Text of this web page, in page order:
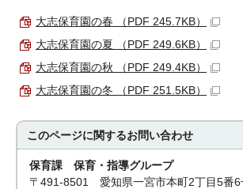
大志保育園の春 （PDF 245.7KB）
大志保育園の夏 （PDF 249.6KB）
大志保育園の秋 （PDF 249.4KB）
大志保育園の冬 （PDF 251.5KB）
このページに関するお問い合わせ
保育課 保育・指導グループ
〒491-8501 愛知県一宮市本町2丁目5番